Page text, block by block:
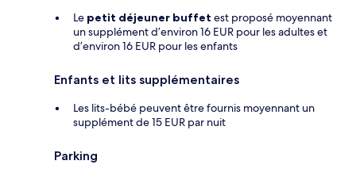
Le petit déjeuner buffet est proposé moyennant
un supplément d’environ 16 EUR pour les adultes et
d’environ 16 EUR pour les enfants
Enfants et lits supplémentaires
Les lits-bébé peuvent être fournis moyennant un
supplément de 15 EUR par nuit
Parking